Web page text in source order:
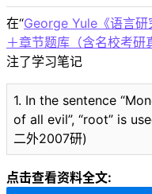
在“George Yule《语言
＋章节题库（含名校考研
注了学习笔记
1. In the sentence
of all evil”, “root” is
二外2007研)
点击查看资料全文: